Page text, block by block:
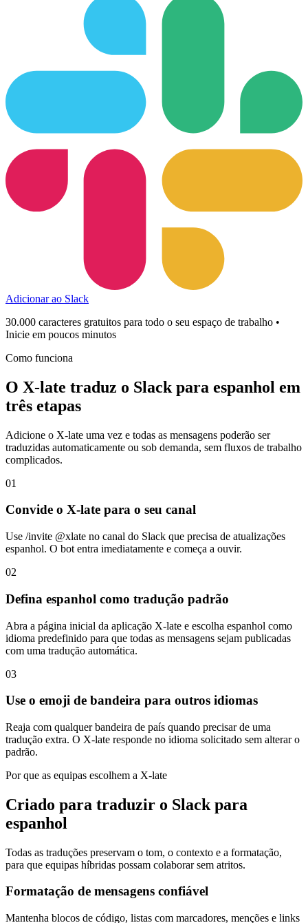
Adicionar ao Slack
30.000 caracteres gratuitos para todo o seu espaço de trabalho •
Inicie em poucos minutos
Como funciona
O X-late traduz o Slack para espanhol em
três etapas
Adicione o X-late uma vez e todas as mensagens poderão ser
traduzidas automaticamente ou sob demanda, sem fluxos de trabalho
complicados.
01
Convide o X-late para o seu canal
Use /invite @xlate no canal do Slack que precisa de atualizações
espanhol. O bot entra imediatamente e começa a ouvir.
02
Defina espanhol como tradução padrão
Abra a página inicial da aplicação X-late e escolha espanhol como
idioma predefinido para que todas as mensagens sejam publicadas
com uma tradução automática.
03
Use o emoji de bandeira para outros idiomas
Reaja com qualquer bandeira de país quando precisar de uma
tradução extra. O X-late responde no idioma solicitado sem alterar o
padrão.
Por que as equipas escolhem a X-late
Criado para traduzir o Slack para
espanhol
Todas as traduções preservam o tom, o contexto e a formatação,
para que equipas híbridas possam colaborar sem atritos.
Formatação de mensagens confiável
Mantenha blocos de código, listas com marcadores, menções e links